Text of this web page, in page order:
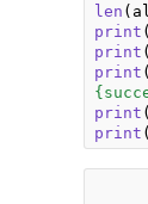
len
print (
print (
print (
print (
print (